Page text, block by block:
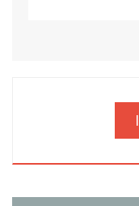
b) Los
El artículo: uso
el artículo
e) Morfología